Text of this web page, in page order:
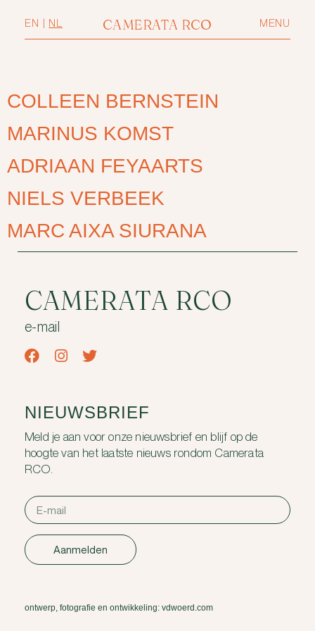
CAMERATA RCO
EN NL MENU
COLLEEN BERNSTEIN
MARINUS KOMST
ADRIAAN FEYAARTS
NIELS VERBEEK
MARC AIXA SIURANA
CAMERATA RCO
e-mail
NIEUWSBRIEF
Meld je aan voor onze nieuwsbrief en blijf op de
hoogte van het laatste nieuws rondom Camerata
RCO.
Aanmelden
ontwerp, fotografie en ontwikkeling: vdwoerd.com